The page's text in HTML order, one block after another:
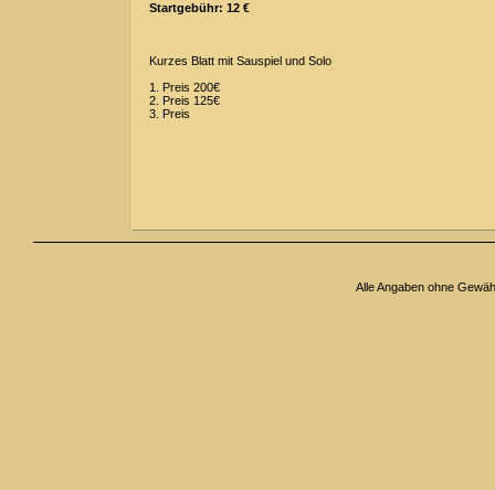
Startgebühr: 12 €
Kurzes Blatt mit Sauspiel und Solo
1. Preis 200€
2. Preis 125€
3. Preis
Alle Angaben ohne